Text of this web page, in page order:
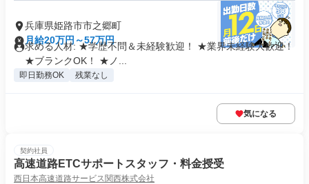
兵庫県姫路市市之郷町
月給20万円～57万円
求める人材: ★学歴不問＆未経験歓迎！ ★業界未経験大歓迎！
★ブランクOK！ ★ノ...
即日勤務OK 残業なし
気になる
契約社員
高速道路ETCサポートスタッフ・料金授受
西日本高速道路サービス関西株式会社